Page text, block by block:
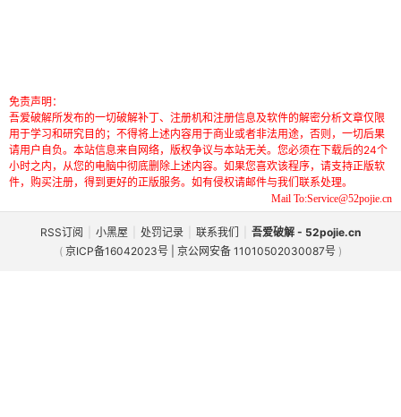
免责声明：
吾爱破解所发布的一切破解补丁、注册机和注册信息及软件的解密分析文章仅限
用于学习和研究目的；不得将上述内容用于商业或者非法用途，否则，一切后果
请用户自负。本站信息来自网络，版权争议与本站无关。您必须在下载后的24个
小时之内，从您的电脑中彻底删除上述内容。如果您喜欢该程序，请支持正版软
件，购买注册，得到更好的正版服务。如有侵权请邮件与我们联系处理。
Mail To:Service@52pojie.cn
RSS订阅 小黑屋 处罚记录 联系我们
吾爱破解 - 52pojie.cn
( 京ICP备16042023号 | 京公网安备 11010502030087号 )